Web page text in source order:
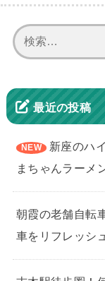
最近の投稿
新座のハ
まちゃんラーメ
朝霞の老舗自転
車をリフレッシュ